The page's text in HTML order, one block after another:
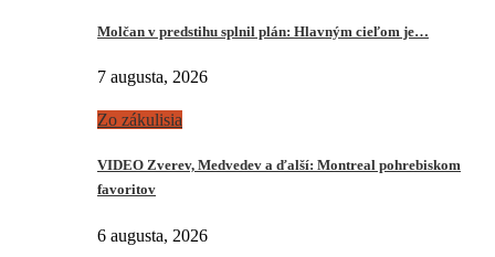
Molčan v predstihu splnil plán: Hlavným cieľom je…
7 augusta, 2026
Zo zákulisia
VIDEO Zverev, Medvedev a ďalší: Montreal pohrebiskom
favoritov
6 augusta, 2026